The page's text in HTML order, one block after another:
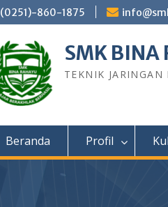
(0251)-860-1875
SMK BINA
TEKNIK
Beranda Profil